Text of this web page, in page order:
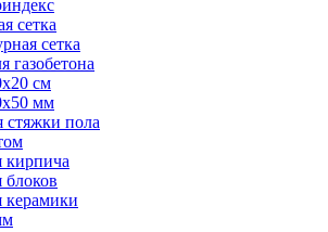
сетка
сетка
газобетона
см
мм
стяжки пола
кирпича
блоков
керамики